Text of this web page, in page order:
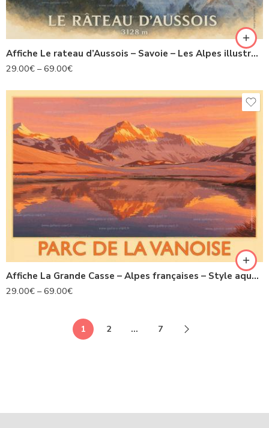
Affiche Le rateau d’Aussois – Savoie – Les Alpes illustrées
29.00€ –69.00€
Affiche La Grande Casse – Alpes françaises – Style aquarelle lumineuse
29.00€ –69.00€
1 2 … 7